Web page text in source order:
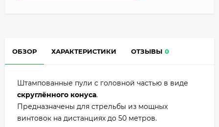
ОБЗОР ХАРАКТЕРИСТИКИ ОТЗЫВЫ 0
Штампованные пули с головной частью в виде
скруглённого конуса.
Предназначены для стрельбы из мощных
винтовок на дистанциях до 50 метров.